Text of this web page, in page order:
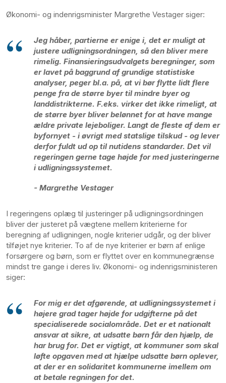
Økonomi- og indenrigsminister Margrethe Vestager siger:
Jeg håber, partierne er enige i, det er muligt at
justere udligningsordningen, så den bliver mere
rimelig. Finansieringsudvalgets beregninger, som
er lavet på baggrund af grundige statistiske
analyser, peger bl.a. på, at vi bør flytte lidt flere
penge fra de større byer til mindre byer og
landdistrikterne. F.eks. virker det ikke rimeligt, at
de større byer bliver belønnet for at have mange
ældre private lejeboliger. Langt de fleste af dem er
byfornyet - i øvrigt med statslige tilskud - og lever
derfor fuldt ud op til nutidens standarder. Det vil
regeringen gerne tage højde for med justeringerne
i udligningssystemet.
- Margrethe Vestager
I regeringens oplæg til justeringer på udligningsordningen
bliver der justeret på vægtene mellem kriterierne for
beregning af udligningen, nogle kriterier udgår, og der bliver
tilføjet nye kriterier. To af de nye kriterier er børn af enlige
forsørgere og børn, som er flyttet over en kommunegrænse
mindst tre gange i deres liv. Økonomi- og indenrigsministeren
siger:
For mig er det afgørende, at udligningssystemet i
højere grad tager højde for udgifterne på det
specialiserede socialområde. Det er et nationalt
ansvar at sikre, at udsatte børn får den hjælp, de
har brug for. Det er vigtigt, at kommuner som skal
løfte opgaven med at hjælpe udsatte børn oplever,
at der er en solidaritet kommunerne imellem om
at betale regningen for det.